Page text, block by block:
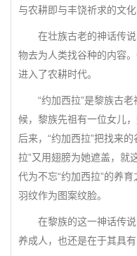
与农耕即与丰饶祈求的文化
在壮族古老的神话传说
物去为人类找谷种的内容
进入了农耕时代。
“约加西拉”是黎族古老
候，黎族先祖有一位女儿
后来，“约加西拉”把找来
拉”又用翅膀为她遮盖，就
代为不忘“约加西拉”的养
羽纹作为图案纹脸。
在黎族的这一神话传说
养成人，也还是在于其具有